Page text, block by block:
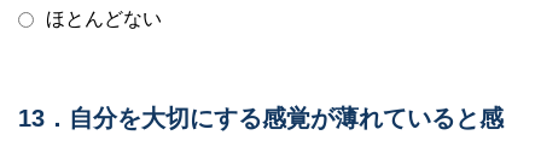
ほとんどない
13．自分を大切にする感覚が薄れていると感